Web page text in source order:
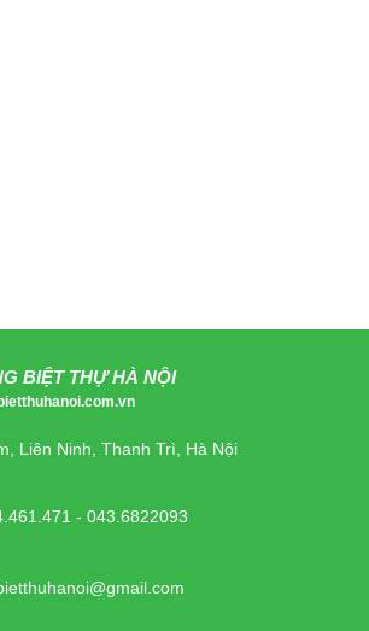
BIỆT THỰ HÀ NỘI
Liên Ninh, Thanh Trì, Hà Nội
- 043.6822093